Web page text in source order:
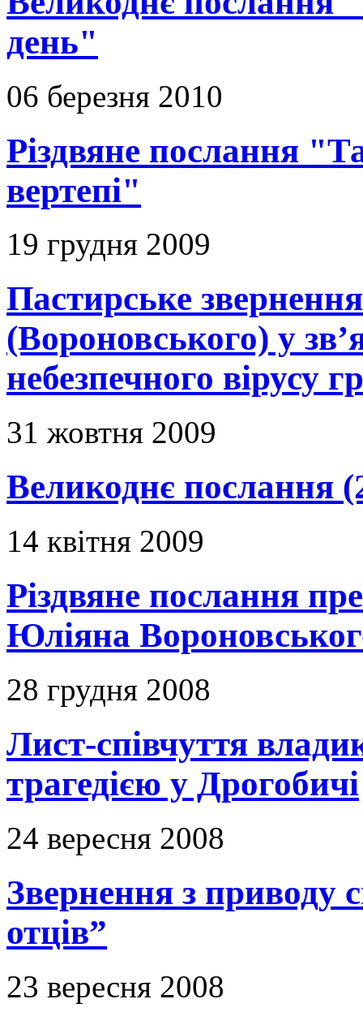
день"
06 березня 2010
Різдвяне послання
вертепі"
19 грудня 2009
Пастирське
(Вороновського) у
небезпечного вірусу
31 жовтня 2009
Великоднє послання
14 квітня 2009
Різдвяне послання
Юліяна
28 грудня 2008
Лист-співчуття
трагедією у Дрогобичі
24 вересня 2008
Звернення з приводу
отців”
23 вересня 2008